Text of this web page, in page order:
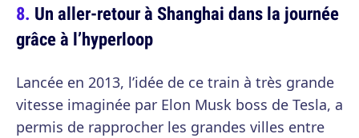
Un aller-retour à Shanghai dans la journée
grâce à l’hyperloop
Lancée en 2013, l’idée de ce train à très grande
vitesse imaginée par Elon Musk boss de Tesla, a
permis de rapprocher les grandes villes entre